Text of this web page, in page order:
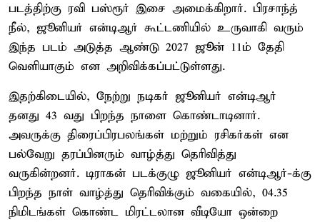
படத்திற்கு ரவி பஸ்ரூர் இசை அமைக்கிறார். பிரசாந்த்
நீல், ஜூனியர் என்டிஆர் கூட்டணியில் உருவாகி வரும்
இந்த படம் அடுத்த ஆண்டு 2027 ஜூன் 11ம் தேதி
வெளியாகும் என அறிவிக்கப்பட்டுள்ளது.
இதற்கிடையில், நேற்று நடிகர் ஜூனியர் என்டிஆர்
தனது 43 வது பிறந்த நாளை கொண்டாடினார்.
அவருக்கு திரைப்பிரபலங்கள் மற்றும் ரசிகர்கள் என
பல்வேறு தரப்பினரும் வாழ்த்து தெரிவித்து
வருகின்றனர். டிராகன் படக்குழு ஜூனியர் என்டிஆர்-க்கு
பிறந்த நாள் வாழ்த்து தெரிவிக்கும் வகையில், 04.35
நிமிடங்கள் கொண்ட மிரட்டலான வீடியோ ஒன்றை